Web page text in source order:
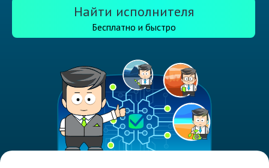
Найти исполнителя
Бесплатно и быстро